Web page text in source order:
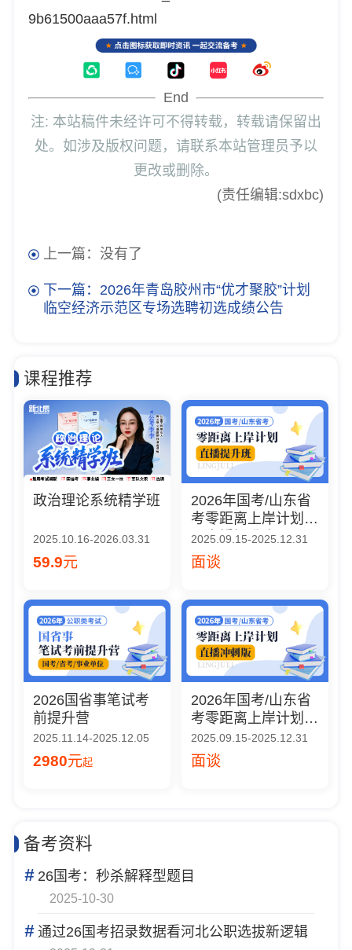
9b61500aaa57f.html
End
注: 本站稿件未经许可不得转载，转载请保留出
处。如涉及版权问题，请联系本站管理员予以
更改或删除。
(责任编辑:sdxbc)
上一篇：没有了
下一篇：2026年青岛胶州市“优才聚胶”计划
临空经济示范区专场选聘初选成绩公告
课程推荐
政治理论系统精学班
2025.10.16-2026.03.31
59.9元
2026年国考/山东省
考零距离上岸计划
（直播提升班）
2025.09.15-2025.12.31
面谈
2026国省事笔试考
前提升营
2025.11.14-2025.12.05
2980元起
2026年国考/山东省
考零距离上岸计划
（直播冲刺版）
2025.09.15-2025.12.31
面谈
备考资料
#26国考：秒杀解释型题目
2025-10-30
#通过26国考招录数据看河北公职选拔新逻辑